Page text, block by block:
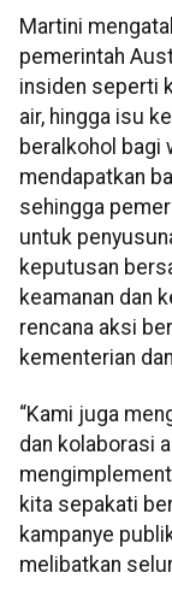
Martini
pemerintah
insiden seperti
air, hingga isu
beralkohol bagi
mendapatkan
sehingga
untuk
keputusan
keamanan dan
rencana aksi
kementerian
“Kami juga
dan kolaborasi
kita sepakati
kampanye
melibatkan